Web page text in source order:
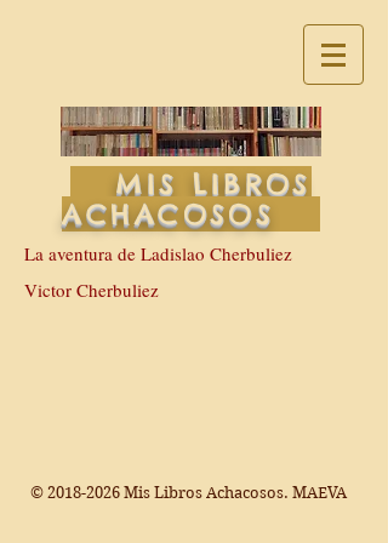
MIS LIBROS
ACHACOSOS
La aventura de Ladislao Cherbuliez
Victor Cherbuliez
© 2018-2026 Mis Libros Achacosos. MAEVA